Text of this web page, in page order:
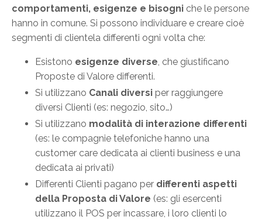
comportamenti, esigenze e bisogni che le persone
hanno in comune. Si possono individuare e creare cioè
segmenti di clientela differenti ogni volta che:
Esistono esigenze diverse , che giustificano
Proposte di Valore differenti.
Si utilizzano Canali diversi per raggiungere
diversi Clienti (es: negozio, sito…)
Si utilizzano modalità di interazione differenti
(es: le compagnie telefoniche hanno una
customer care dedicata ai clienti business e una
dedicata ai privati)
Differenti Clienti pagano per differenti aspetti
della Proposta di Valore (es: gli esercenti
utilizzano il POS per incassare, i loro clienti lo